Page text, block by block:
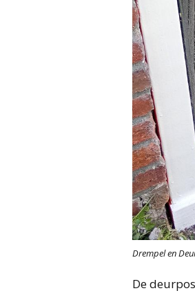
Drempel en
De